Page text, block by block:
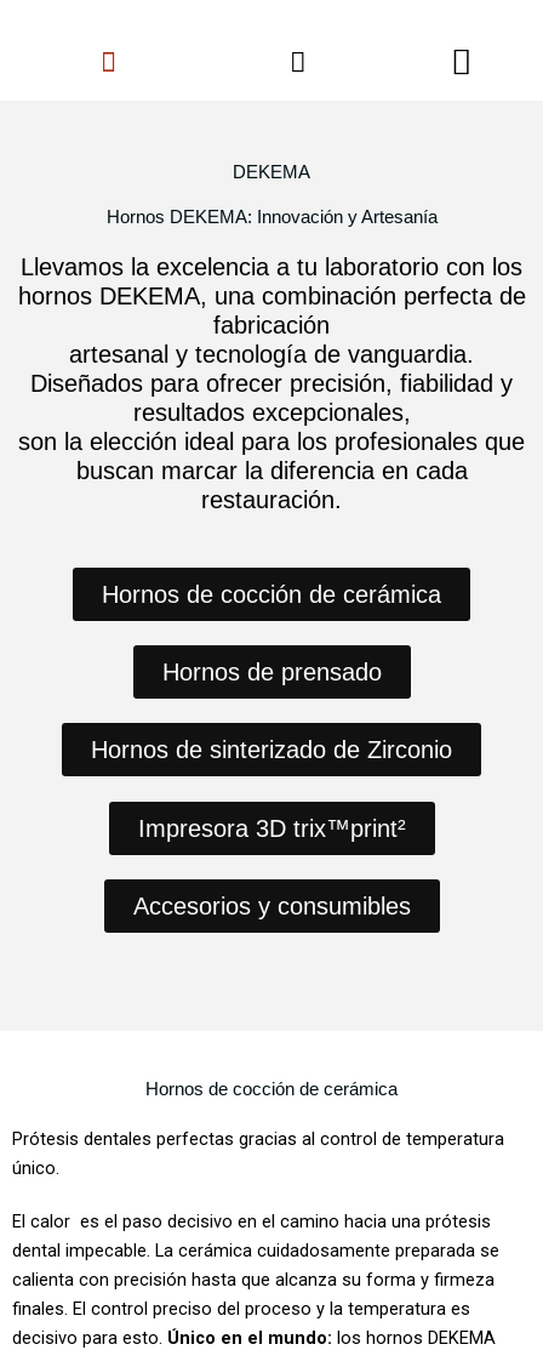
Menu Search
DEKEMA
Hornos DEKEMA: Innovación y Artesanía
Llevamos la excelencia a tu laboratorio con los
hornos DEKEMA, una combinación perfecta de
fabricación
artesanal y tecnología de vanguardia.
Diseñados para ofrecer precisión, fiabilidad y
resultados excepcionales,
son la elección ideal para los profesionales que
buscan marcar la diferencia en cada
restauración.
Hornos de cocción de cerámica
Hornos de prensado
Hornos de sinterizado de Zirconio
Impresora 3D trix™print²
Accesorios y consumibles
Hornos de cocción de cerámica
Prótesis dentales perfectas gracias al control de temperatura
único.
El calor es el paso decisivo en el camino hacia una prótesis
dental impecable. La cerámica cuidadosamente preparada se
calienta con precisión hasta que alcanza su forma y firmeza
finales. El control preciso del proceso y la temperatura es
decisivo para esto. Único en el mundo: los hornos DEKEMA